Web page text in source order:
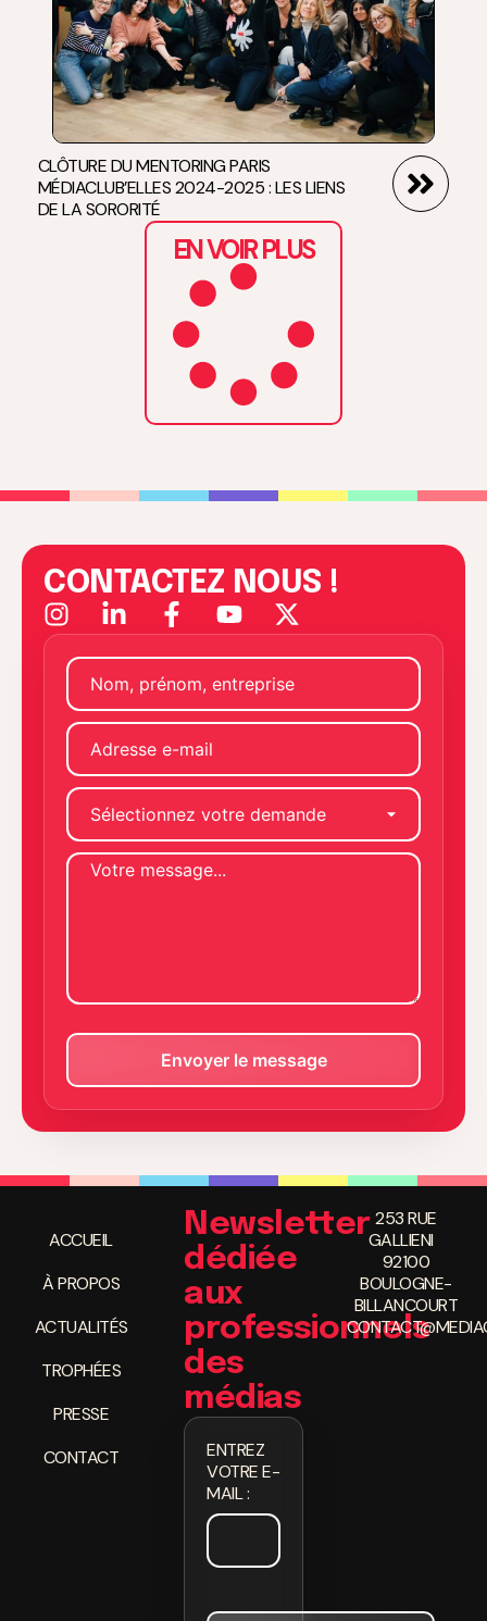
CLÔTURE DU MENTORING PARIS
MÉDIACLUB’ELLES 2024-2025 : LES LIENS
DE LA SORORITÉ
EN VOIR PLUS
CONTACTEZ NOUS !
ACCUEIL
À PROPOS
ACTUALITÉS
TROPHÉES
PRESSE
CONTACT
Newsletter
dédiée
aux
professionnels
des
médias
ENTREZ
VOTRE E-
MAIL :
253 RUE
GALLIENI
92100
BOULOGNE-
BILLANCOURT